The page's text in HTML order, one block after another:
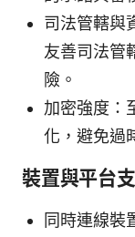
司法管轄與
友善司法管
險。
加密強度：
化，避免過
裝置與平台
同時連線裝